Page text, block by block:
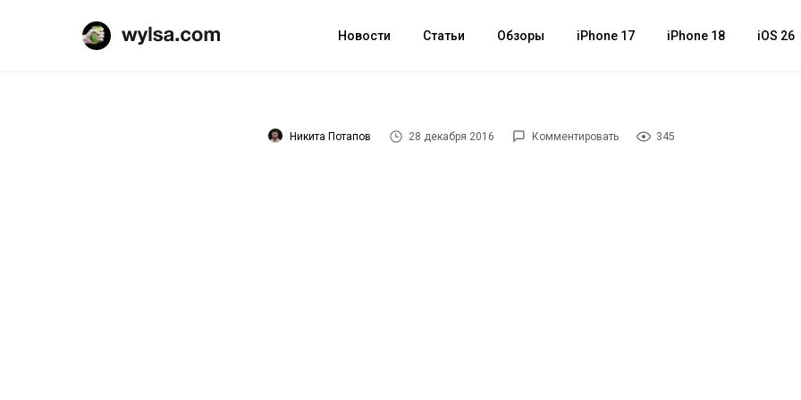
Новости Статьи Обзоры iPhone 17 iPhone 18 iOS 26
Никита Потапов 28 декабря 2016 Комментировать 345